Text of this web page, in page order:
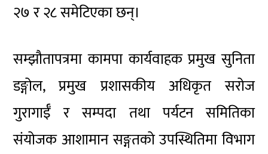
२७ र २८ समेटिएका छन्।
सम्झौतापत्रमा कामपा कार्यवाहक प्रमुख सुनिता
डङ्गोल, प्रमुख प्रशासकीय अधिकृत सरोज
गुरागाईँ र सम्पदा तथा पर्यटन समितिका
संयोजक आशामान सङ्गतको उपस्थितिमा विभाग